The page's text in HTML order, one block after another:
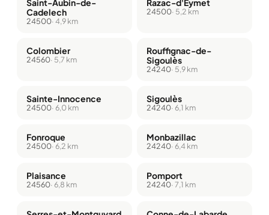
Cadelech
24500· 4,9 km
24500· 5,2 km
Colombier
24560· 5,7 km
Rouffignac-de-
Sigoulès
24240· 5,9 km
Sainte-Innocence
24500· 6,0 km
Sigoulès
24240· 6,1 km
Fonroque
24500· 6,2 km
Monbazillac
24240· 6,4 km
Plaisance
24560· 6,8 km
Pomport
24240· 7,1 km